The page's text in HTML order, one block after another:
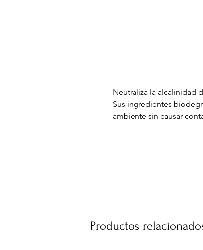
Neutraliza la alcalinidad
Sus ingredientes
ambiente sin causar
Productos